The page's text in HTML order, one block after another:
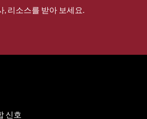
, 리소스를 받아 보세요.
신호